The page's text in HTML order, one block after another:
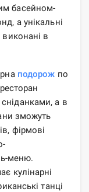
басейном-
а унікальні
в
подорож по
а в
зможуть
фірмові
меню.
кулінарні
танці